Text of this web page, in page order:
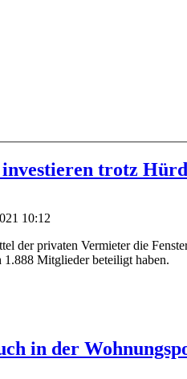
trotz
10:12
der privaten Vermieter die
Mitglieder beteiligt haben.
in der